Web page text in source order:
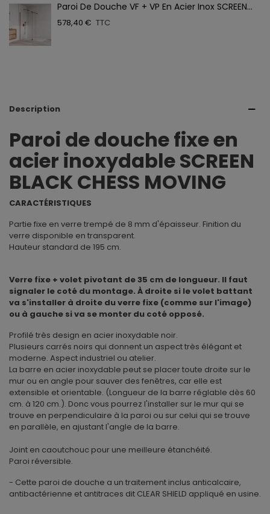
Paroi De Douche VF + VP En Acier Inox SCREEN...
578,40 € TTC
Description
Paroi de douche fixe en
acier inoxydable SCREEN
BLACK CHESS MOVING
CARACTÉRISTIQUES
Partie fixe en verre trempé de 8 mm d'épaisseur. Finition du
verre disponible en transparent.
Hauteur standard de 195 cm.
Verre fixe + volet pivotant de 35 cm de longueur. Il faut
signaler le coté du montage. À droite si le volet battant
va s'installer à droite du verre fixe (comme sur l'image)
ou à gauche si va se monter du coté opposé.
Profilé très design en acier inoxydable noir.
Plusieurs carrés noirs qui donnent un aspect très élégant et
moderne. Aspect industriel ou atelier.
La barre en acier inoxydable peut se placer toute droite sur le
mur ou en angle pour sauver des fenêtres, car elle est
extensible et orientable. (Longueur de la barre réglable dès 60
cm. à 120 cm.). Donc vous pourrez l'installer sur le mur qui se
trouve en perpendiculaire à la paroi ou sur celui qui se trouve
en parallèle, en ajustant l'angle de la barre.
Joint en caoutchouc pour une meilleure étanchéité.
Paroi réversible.
- Cette paroi de douche a un traitement inclus anticalcaire,
antibactérienne et antitraces dit CLEAR SHIELD appliqué en usine.